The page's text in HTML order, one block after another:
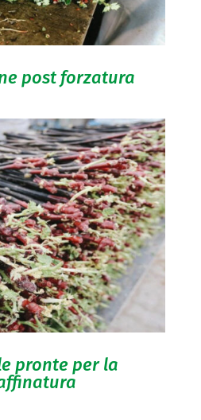
post forzatura
pronte per la